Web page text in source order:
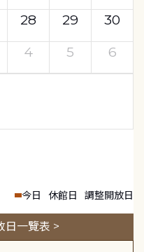
28 29
30
4 5 6
今日 休館日 調整開放日
日一覽表 >